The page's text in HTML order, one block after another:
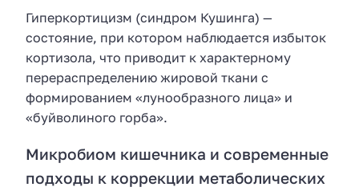
Гиперкортицизм (синдром Кушинга) —
состояние, при котором наблюдается избыток
кортизола, что приводит к характерному
перераспределению жировой ткани с
формированием «лунообразного лица» и
«буйволиного горба».
Микробиом кишечника и современные
подходы к коррекции метаболических